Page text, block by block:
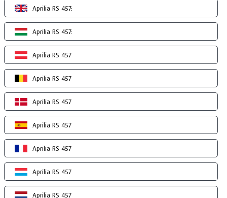
Aprilia RS 457:
Aprilia RS 457:
Aprilia RS 457
Aprilia RS 457
Aprilia RS 457
Aprilia RS 457
Aprilia RS 457
Aprilia RS 457
Aprilia RS 457